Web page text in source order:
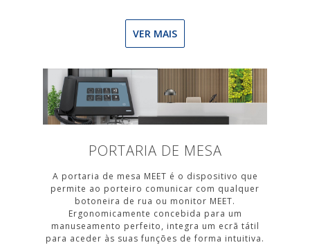
VER MAIS
PORTARIA DE MESA
A portaria de mesa MEET é o dispositivo que
permite ao porteiro comunicar com qualquer
botoneira de rua ou monitor MEET.
Ergonomicamente concebida para um
manuseamento perfeito, integra um ecrã tátil
para aceder às suas funções de forma intuitiva.